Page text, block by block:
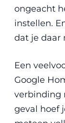
ongeacht
instellen.
dat je daar
Een
Google
verbinding
geval hoef